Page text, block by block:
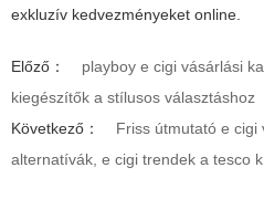
exkluzív kedvezményeket online.
Előző：
playboy e cigi vásárlási
kiegészítők a stílusos választáshoz
Következő：
Friss útmutató e cigi
alternatívák, e cigi trendek a tesco